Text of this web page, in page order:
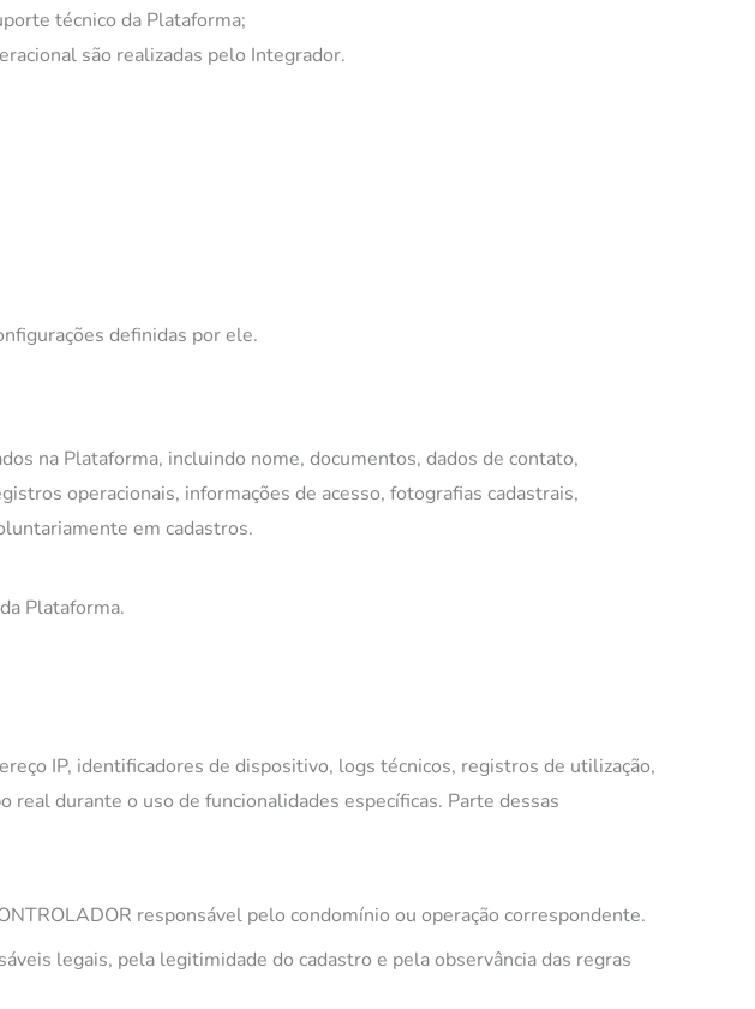
técnico da Plataforma;
são realizadas pelo Integrador.
definidas por ele.
na Plataforma, incluindo nome, documentos, dados de contato,
operacionais, informações de acesso, fotografias cadastrais,
em cadastros.
Plataforma.
IP, identificadores de dispositivo, logs técnicos, registros de utilização,
durante o uso de funcionalidades específicas. Parte dessas
responsável pelo condomínio ou operação correspondente.
legais, pela legitimidade do cadastro e pela observância das regras